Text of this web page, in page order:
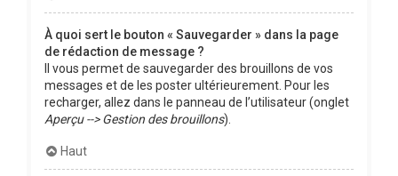
À quoi sert le bouton « Sauvegarder » dans la page
de rédaction de message ?
Il vous permet de sauvegarder des brouillons de vos
messages et de les poster ultérieurement. Pour les
recharger, allez dans le panneau de l’utilisateur (onglet
Aperçu --> Gestion des brouillons).
Haut